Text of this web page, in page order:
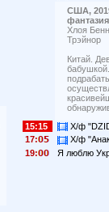
США,
фантазия
Хлоя
Трэйнор
Китай.
15:15
Х/ф
17:
Х/ф
19:
Я люблю